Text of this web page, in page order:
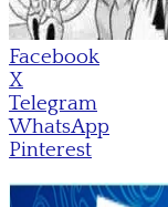
Facebook
X
Telegram
WhatsApp
Pinterest